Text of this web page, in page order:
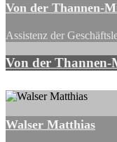
Von der Thannen-
Assistenz der
Von der Thannen-
Walser Matthias